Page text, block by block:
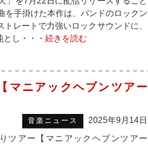
手掛けた本作は、バンドのロックン
レートで力強いロックサウンドに、
し・・・ 続きを読む
マニアックヘブンツアー
音楽ニュース
2025年9月14日
ツアー【マニアックヘブンツアー